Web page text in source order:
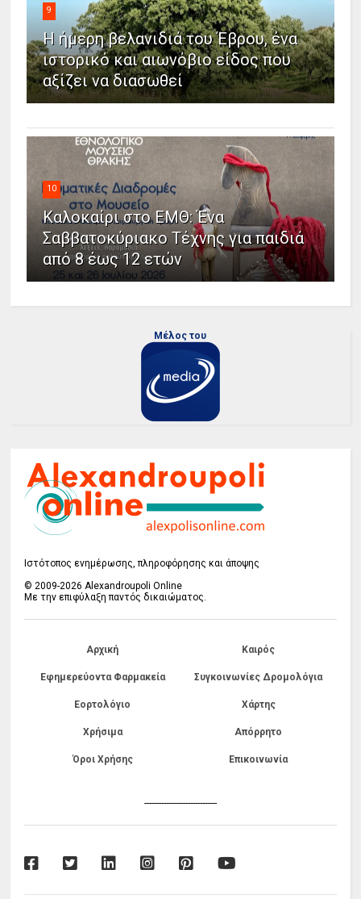
9
Η ήμερη βελανιδιά του Έβρου, ένα
ιστορικό και αιωνόβιο είδος που
αξίζει να διασωθεί
10
Καλοκαίρι στο ΕΜΘ: Ένα
Σαββατοκύριακο Τέχνης για παιδιά
από 8 έως 12 ετών
Μέλος του
Ιστότοπος ενημέρωσης, πληροφόρησης και άποψης
© 2009-2026 Alexandroupoli Online
Με την επιφύλαξη παντός δικαιώματος.
Αρχική Καιρός
Εφημερεύοντα Φαρμακεία Συγκοινωνίες Δρομολόγια
Εορτολόγιο Χάρτης
Χρήσιμα Απόρρητο
Όροι Χρήσης Επικοινωνία
------------------------------